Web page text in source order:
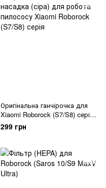
Оригінальна ганчірочка для
Xiaomi Roborock (S7/S8) серія
сіра
299 грн